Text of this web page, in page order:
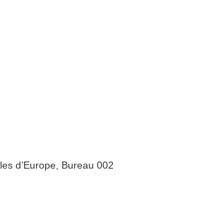
d’Europe, Bureau 002